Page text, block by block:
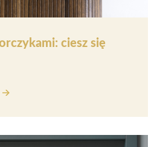
ciesz się